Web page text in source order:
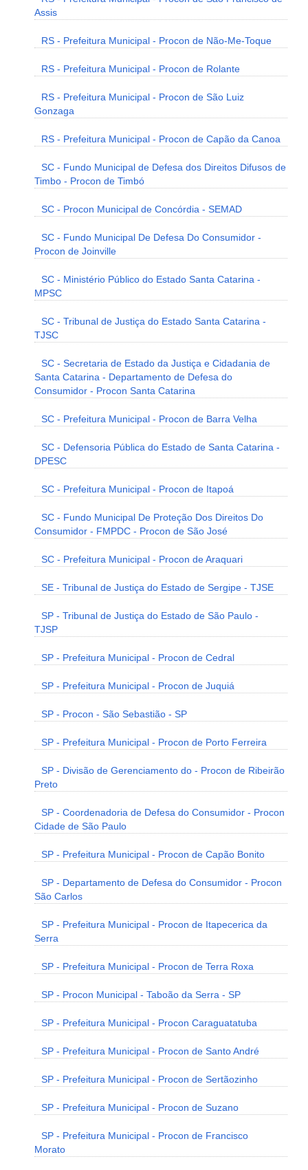
Assis
RS - Prefeitura Municipal - Procon de Não-Me-Toque
RS - Prefeitura Municipal - Procon de Rolante
RS - Prefeitura Municipal - Procon de São Luiz
Gonzaga
RS - Prefeitura Municipal - Procon de Capão da Canoa
SC - Fundo Municipal de Defesa dos Direitos Difusos de
Timbo - Procon de Timbó
SC - Procon Municipal de Concórdia - SEMAD
SC - Fundo Municipal De Defesa Do Consumidor -
Procon de Joinville
SC - Ministério Público do Estado Santa Catarina -
MPSC
SC - Tribunal de Justiça do Estado Santa Catarina -
TJSC
SC - Secretaria de Estado da Justiça e Cidadania de
Santa Catarina - Departamento de Defesa do
Consumidor - Procon Santa Catarina
SC - Prefeitura Municipal - Procon de Barra Velha
SC - Defensoria Pública do Estado de Santa Catarina -
DPESC
SC - Prefeitura Municipal - Procon de Itapoá
SC - Fundo Municipal De Proteção Dos Direitos Do
Consumidor - FMPDC - Procon de São José
SC - Prefeitura Municipal - Procon de Araquari
SE - Tribunal de Justiça do Estado de Sergipe - TJSE
SP - Tribunal de Justiça do Estado de São Paulo -
TJSP
SP - Prefeitura Municipal - Procon de Cedral
SP - Prefeitura Municipal - Procon de Juquiá
SP - Procon - São Sebastião - SP
SP - Prefeitura Municipal - Procon de Porto Ferreira
SP - Divisão de Gerenciamento do - Procon de Ribeirão
Preto
SP - Coordenadoria de Defesa do Consumidor - Procon
Cidade de São Paulo
SP - Prefeitura Municipal - Procon de Capão Bonito
SP - Departamento de Defesa do Consumidor - Procon
São Carlos
SP - Prefeitura Municipal - Procon de Itapecerica da
Serra
SP - Prefeitura Municipal - Procon de Terra Roxa
SP - Procon Municipal - Taboão da Serra - SP
SP - Prefeitura Municipal - Procon Caraguatatuba
SP - Prefeitura Municipal - Procon de Santo André
SP - Prefeitura Municipal - Procon de Sertãozinho
SP - Prefeitura Municipal - Procon de Suzano
SP - Prefeitura Municipal - Procon de Francisco
Morato